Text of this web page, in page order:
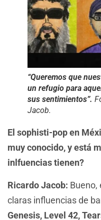
“Queremos que
un refugio para
sus sentimientos”.
Jacob.
El sophisti-pop en
muy conocido, y está
inlfuencias tienen?
Ricardo Jacob: Bueno,
claras influencias de
Genesis, Level 42,